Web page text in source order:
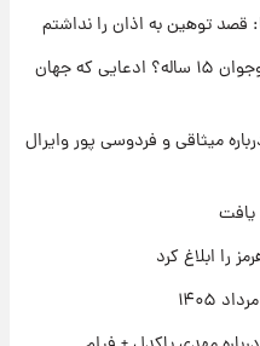
توهین به اذان را نداشتم
راز طول عمر انسان در دستان یک نوجوان ۱۵ ساله؟ ادعایی که جهان
میثاقی و فردوسی پور وایرال
یافت